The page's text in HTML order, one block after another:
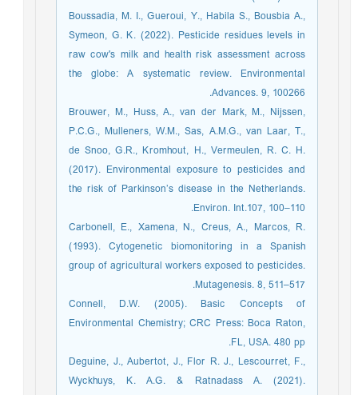
Boussadia, M. I., Gueroui, Y., Habila S., Bousbia A.,
Symeon, G. K. (2022). Pesticide residues levels in
raw cow's milk and health risk assessment across
the globe: A systematic review. Environmental
Advances. 9, 100266.
Brouwer, M., Huss, A., van der Mark, M., Nijssen,
P.C.G., Mulleners, W.M., Sas, A.M.G., van Laar, T.,
de Snoo, G.R., Kromhout, H., Vermeulen, R. C. H.
(2017). Environmental exposure to pesticides and
the risk of Parkinson’s disease in the Netherlands.
Environ. Int.107, 100–110.
Carbonell, E., Xamena, N., Creus, A., Marcos, R.
(1993). Cytogenetic biomonitoring in a Spanish
group of agricultural workers exposed to pesticides.
Mutagenesis. 8, 511–517.
Connell, D.W. (2005). Basic Concepts of
Environmental Chemistry; CRC Press: Boca Raton,
FL, USA. 480 pp.
Deguine, J., Aubertot, J., Flor R. J., Lescourret, F.,
Wyckhuys, K. A.G. & Ratnadass A. (2021).